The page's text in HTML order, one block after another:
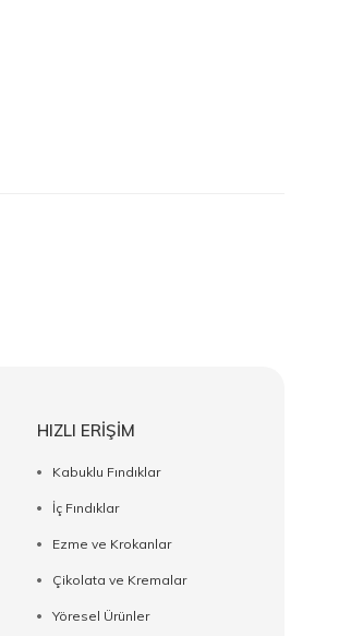
HIZLI ERİŞİM
Kabuklu Fındıklar
İç Fındıklar
Ezme ve Krokanlar
Çikolata ve Kremalar
Yöresel Ürünler